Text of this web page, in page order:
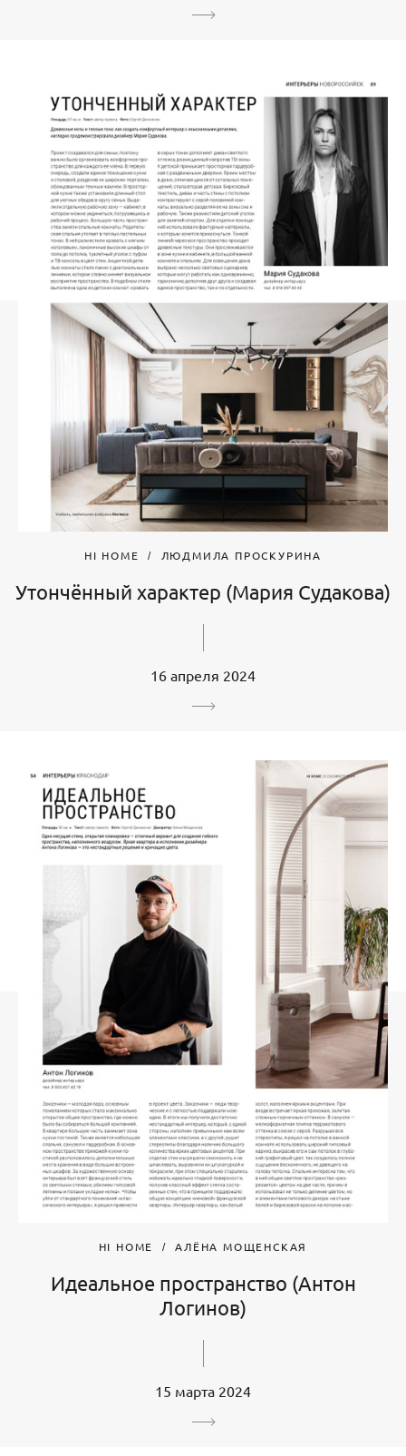
HI HOME ЛЮДМИЛА ПРОСКУРИНА
Утончённый характер (Мария Судакова)
16 апреля 2024
HI HOME АЛЁНА МОЩЕНСКАЯ
Идеальное пространство (Антон
Логинов)
15 марта 2024